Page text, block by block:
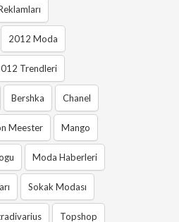
2012 Moda
Trendleri
Bershka Chanel
Meester Mango
Moda Haberleri
Sokak Modası
Topshop